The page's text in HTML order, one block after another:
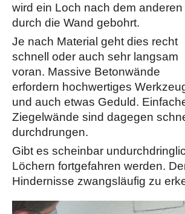
wird ein Loch nach dem anderen
durch die Wand gebohrt.
Je nach Material geht dies recht
schnell oder auch sehr langsam
voran. Massive Betonwände
erfordern hochwertiges
und auch etwas Geduld.
Ziegelwände sind dagegen
durchdrungen.
Gibt es scheinbar
Löchern fortgefahren werden.
Hindernisse zwangsläufig zu